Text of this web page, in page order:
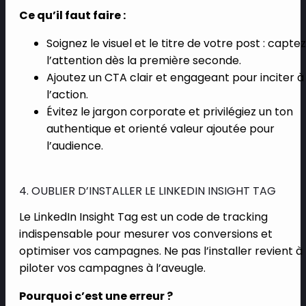
Ce qu’il faut faire :
Soignez le visuel et le titre de votre post : captez
l’attention dès la première seconde.
Ajoutez un CTA clair et engageant pour inciter à
l’action.
Évitez le jargon corporate et privilégiez un ton
authentique et orienté valeur ajoutée pour
l’audience.
4. OUBLIER D’INSTALLER LE LINKEDIN INSIGHT TAG
Le LinkedIn Insight Tag est un code de tracking
indispensable pour mesurer vos conversions et
optimiser vos campagnes. Ne pas l’installer revient à
piloter vos campagnes à l’aveugle.
Pourquoi c’est une erreur ?